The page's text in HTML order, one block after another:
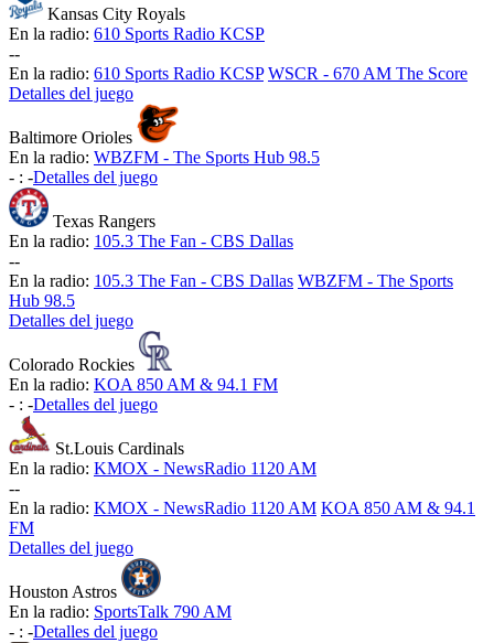
Kansas City Royals
En la radio: 610 Sports Radio KCSP
--
En la radio: 610 Sports Radio KCSP WSCR - 670 AM The Score
Detalles del juego
Baltimore Orioles
En la radio: WBZFM - The Sports Hub 98.5
- : -Detalles del juego
Texas Rangers
En la radio: 105.3 The Fan - CBS Dallas
--
En la radio: 105.3 The Fan - CBS Dallas WBZFM - The Sports
Hub 98.5
Detalles del juego
Colorado Rockies
En la radio: KOA 850 AM & 94.1 FM
- : -Detalles del juego
St.Louis Cardinals
En la radio: KMOX - NewsRadio 1120 AM
--
En la radio: KMOX - NewsRadio 1120 AM KOA 850 AM & 94.1
FM
Detalles del juego
Houston Astros
En la radio: SportsTalk 790 AM
- : -Detalles del juego